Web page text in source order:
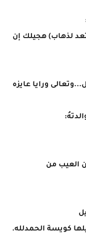
لذهاب) هجيلك إن
ورايا عايزه
العيب من
كويسة الحمدلله.